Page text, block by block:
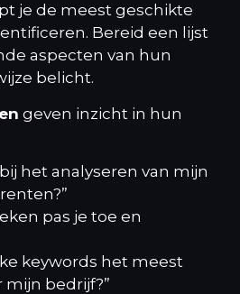
je de meest geschikte
Bereid een lijst
aspecten van hun
belicht.
geven inzicht in hun
het analyseren van mijn
pas je toe en
keywords het meest
mijn bedrijf?”